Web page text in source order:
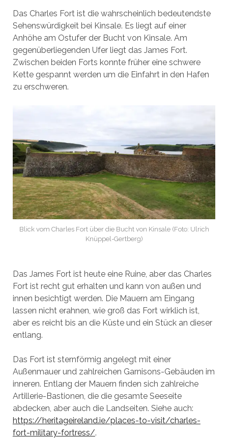
Das Charles Fort ist die wahrscheinlich bedeutendste
Sehenswürdigkeit bei Kinsale. Es liegt auf einer
Anhöhe am Ostufer der Bucht von Kinsale. Am
gegenüberliegenden Ufer liegt das James Fort.
Zwischen beiden Forts konnte früher eine schwere
Kette gespannt werden um die Einfahrt in den Hafen
zu erschweren.
Blick vom Charles Fort über die Bucht von Kinsale (Foto: Ulrich
Knüppel-Gertberg)
Das James Fort ist heute eine Ruine, aber das Charles
Fort ist recht gut erhalten und kann von außen und
innen besichtigt werden. Die Mauern am Eingang
lassen nicht erahnen, wie groß das Fort wirklich ist,
aber es reicht bis an die Küste und ein Stück an dieser
entlang.
Das Fort ist sternförmig angelegt mit einer
Außenmauer und zahlreichen Garnisons-Gebäuden im
inneren. Entlang der Mauern finden sich zahlreiche
Artillerie-Bastionen, die die gesamte Seeseite
abdecken, aber auch die Landseiten. Siehe auch:
https://heritageireland.ie/places-to-visit/charles-
fort-military-fortress/.